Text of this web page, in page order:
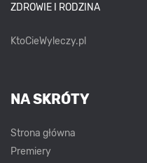
ZDROWIE I RODZINA
KtoCieWyleczy.pl
NA SKRÓTY
Strona główna
Premiery